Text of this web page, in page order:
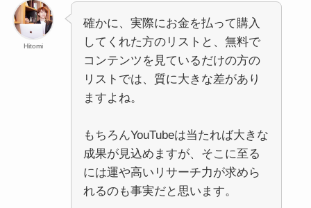
Hitomi
確かに、実際にお金を払って購入
してくれた方のリストと、無料で
コンテンツを見ているだけの方の
リストでは、質に大きな差があり
ますよね。
もちろんYouTubeは当たれば大きな
成果が見込めますが、そこに至る
には運や高いリサーチ力が求めら
れるのも事実だと思います。